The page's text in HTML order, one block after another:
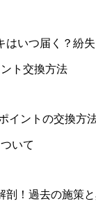
いつ届く？紛
ト交換方法
イントの交換方法
いて
！過去の施策と